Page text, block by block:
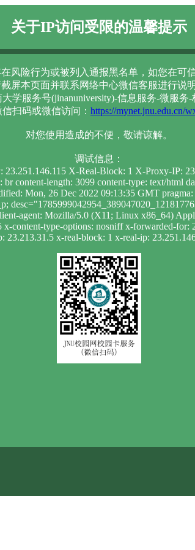
关于IP访问受限的温馨提示
风险行为或被列入通报黑名单，如您在可
屏本页面并联系网络中心微信客服进行说明
学服务号(jinanuniversity)-信息服务-微服务
信扫码或微信访问： https://mynet.jnu.edu.cn/
对您使用造成的不便，敬请谅解。
调试信息：
X-Real-Block: 1 X-Proxy-IP:
br content-length: 3099 content-type: text/html
Mon, 26 Dec 2022 09:13:35 GMT
agent: Mozilla/5.0 (X11; Linux x86_64)
content-type-options: nosniff x-forwarded-
23.213.31.5 x-real-block: 1 x-real-ip: